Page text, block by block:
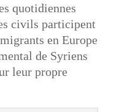
quotidiennes
civils participent
en Europe
de Syriens
leur propre